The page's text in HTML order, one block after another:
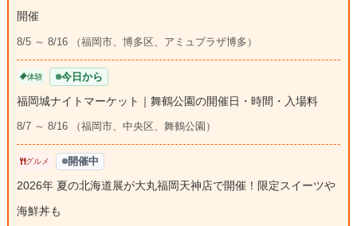
開催
8/5 ～ 8/16 （福岡市、博多区、アミュプラザ博多）
体験 今日から
福岡城ナイトマーケット｜舞鶴公園の開催日・時間・入場料
8/7 ～ 8/16 （福岡市、中央区、舞鶴公園）
グルメ 開催中
2026年 夏の北海道展が大丸福岡天神店で開催！限定スイーツや
海鮮丼も